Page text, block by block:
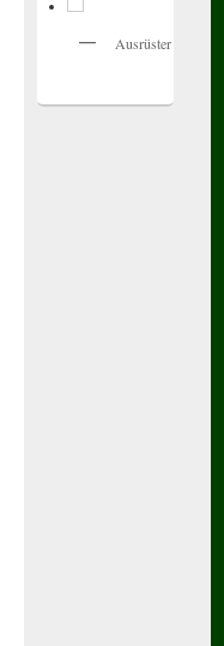
Ausrüster